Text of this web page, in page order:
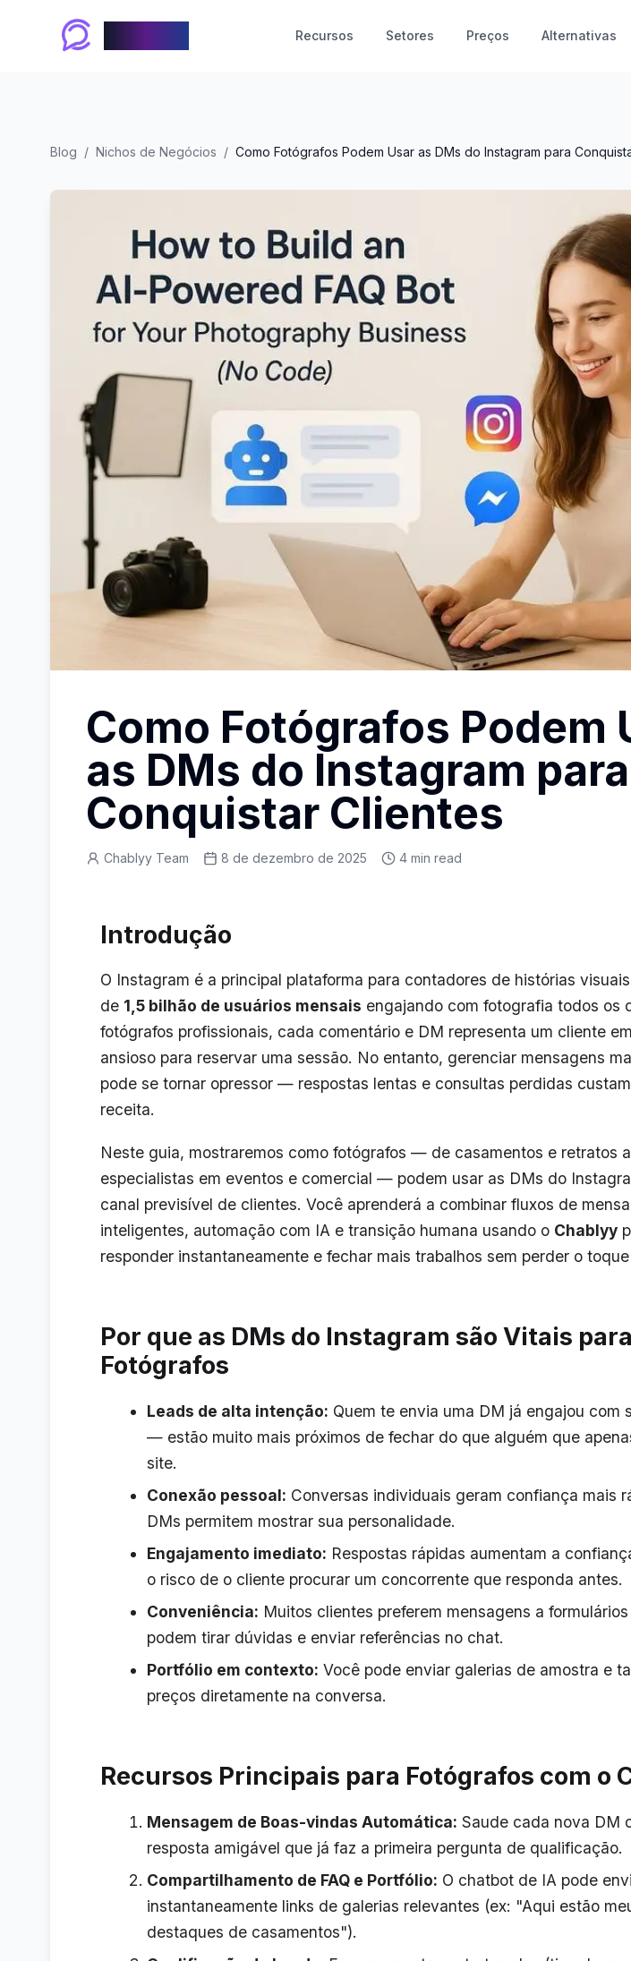
Recursos Setores Preços Alternativas
Blog / Nichos de Negócios / Como Fotógrafos Podem Usar as DMs do Instagram para
Como Fotógrafos Podem
as DMs do Instagram para
Conquistar Clientes
Chablyy Team 8 de dezembro de 2025 4 min read
Introdução
O Instagram é a principal plataforma para contadores de histórias
de 1,5 bilhão de usuários mensais engajando com fotografia todos os
fotógrafos profissionais, cada comentário e DM representa um cliente
ansioso para reservar uma sessão. No entanto, gerenciar mensagens
pode se tornar opressor — respostas lentas e consultas perdidas
receita.
Neste guia, mostraremos como fotógrafos — de casamentos e retratos a
especialistas em eventos e comercial — podem usar as DMs do
canal previsível de clientes. Você aprenderá a combinar fluxos de
inteligentes, automação com IA e transição humana usando o Chablyy
responder instantaneamente e fechar mais trabalhos sem perder o
Por que as DMs do Instagram são Vitais para
Fotógrafos
Leads de alta intenção: Quem te envia uma DM já engajou com
— estão muito mais próximos de fechar do que alguém que
site.
Conexão pessoal: Conversas individuais geram confiança mais
DMs permitem mostrar sua personalidade.
Engajamento imediato: Respostas rápidas aumentam a
o risco de o cliente procurar um concorrente que responda antes.
Conveniência: Muitos clientes preferem mensagens a
podem tirar dúvidas e enviar referências no chat.
Portfólio em contexto: Você pode enviar galerias de amostra e
preços diretamente na conversa.
Recursos Principais para Fotógrafos com o
Mensagem de Boas-vindas Automática: Saude cada nova DM
resposta amigável que já faz a primeira pergunta de qualificação.
Compartilhamento de FAQ e Portfólio: O chatbot de IA pode
instantaneamente links de galerias relevantes (ex: "Aqui estão
destaques de casamentos").